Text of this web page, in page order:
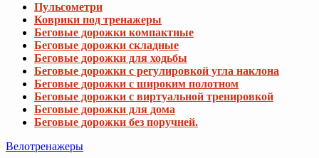
Пульсометри
Коврики под тренажеры
Беговые дорожки компактные
Беговые дорожки складные
Беговые дорожки для ходьбы
Беговые дорожки с регулировкой угла наклона
Беговые дорожки с широким полотном
Беговые дорожки с виртуальной тренировкой
Беговые дорожки для дома
Беговые дорожки без поручней.
Велотренажеры